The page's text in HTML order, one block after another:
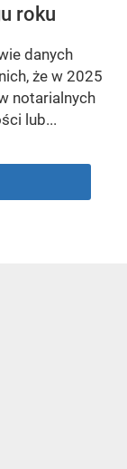
roku
danych
że w 2025
notarialnych
lub...